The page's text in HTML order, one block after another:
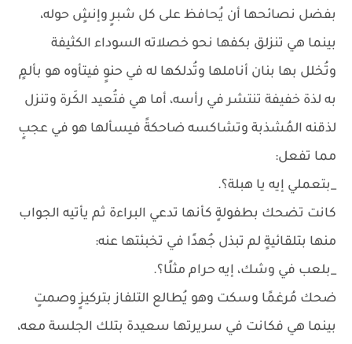
بفضل نصائحها أن يُحافظ على كل شبرٍ وإنشٍ حوله،
بينما هي تنزلق بكفها نحو خصلاته السوداء الكثيفة
وتُخلل بها بنان أناملها وتُدلكها له في حنوٍ فيتأوه هو بألمٍ
به لذة خفيفة تنتشر في رأسه، أما هي فتُعيد الكَرة وتنزل
لذقنه المُشذبة وتشاكسه ضاحكةً فيسألها هو في عجبٍ
مما تفعل:
_بتعملي إيه يا هبلة؟.
كانت تضحك بطفولةٍ كأنها تدعي البراءة ثم يأتيه الجواب
منها بتلقائيةٍ لم تبذل جُهدًا في تخبئتها عنه:
_بلعب في وشك، إيه حرام مثلًا؟.
ضحك مُرغمًا وسكت وهو يُطالع التلفاز بتركيزٍ وصمتٍ
بينما هي فكانت في سريرتها سعيدة بتلك الجلسة معه،